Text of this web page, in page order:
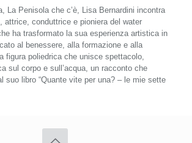
La Penisola che c’è, Lisa Bernardini incontra
attrice, conduttrice e pioniera del water
ha trasformato la sua esperienza artistica in
al benessere, alla formazione e alla
figura poliedrica che unisce spettacolo,
sul corpo e sull’acqua, un racconto che
suo libro “Quante vite per una? – le mie sette